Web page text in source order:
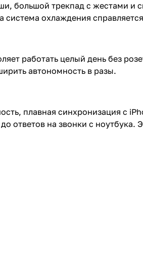
большой трекпад с жестами и
охлаждения
работать целый день без
автономность в разы.
плавная синхронизация с
ответов на звонки с ноутбука.